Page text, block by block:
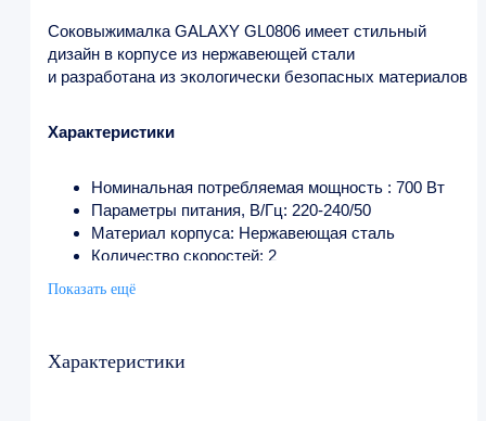
Соковыжималка GALAXY GL0806 имеет стильный
дизайн в корпусе из нержавеющей стали
и разработана из экологически безопасных материалов
Характеристики
Номинальная потребляемая мощность : 700 Вт
Параметры питания, В/Гц: 220-240/50
Материал корпуса: Нержавеющая сталь
Количество скоростей: 2
Прорезиненные ножки: Да
Материал ножа: высококачественная нержавеющая
Показать ещё
Характеристики